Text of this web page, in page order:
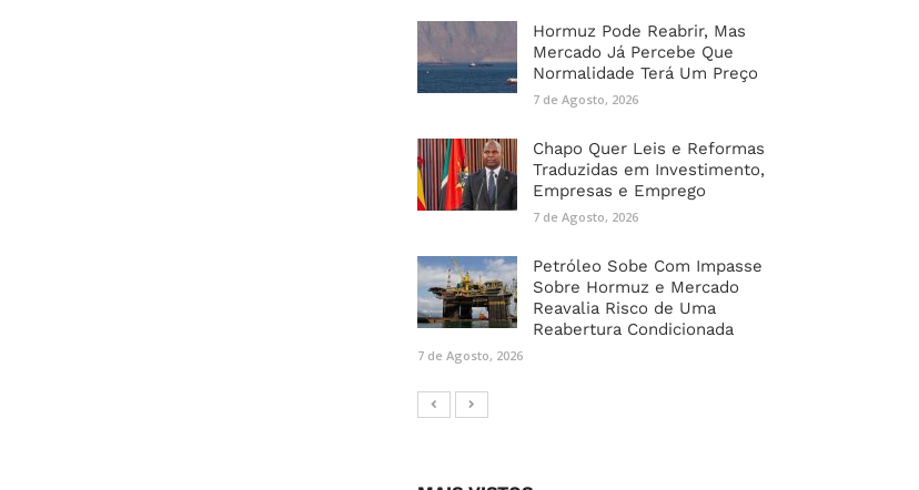
Hormuz Pode Reabrir, Mas
Mercado Já Percebe Que
Normalidade Terá Um Preço
7 de Agosto, 2026
Chapo Quer Leis e Reformas
Traduzidas em Investimento,
Empresas e Emprego
7 de Agosto, 2026
Petróleo Sobe Com Impasse
Sobre Hormuz e Mercado
Reavalia Risco de Uma
Reabertura Condicionada
7 de Agosto, 2026